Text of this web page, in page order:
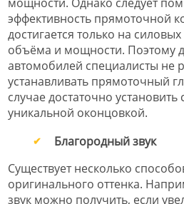
эффективность прямоточной
достигается только на
объёма и мощности. Поэтому
автомобилей специалисты не
устанавливать прямоточный
случае достаточно
уникальной оконцовкой.
Благородный звук
Существует несколько
оригинального оттенка.
звук можно получить, если